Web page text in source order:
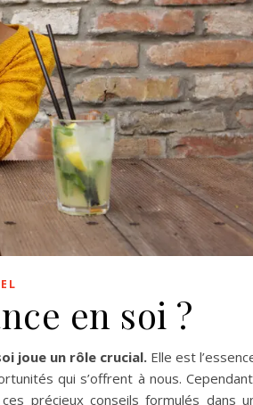
en soi ?
joue un rôle crucial.Elle est
qui s’offrent à nous.
précieux conseils formulés dans